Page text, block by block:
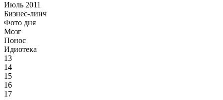
Июль 2011
Бизнес-линч
Фото дня
Мозг
Понос
Идиотека
13
14
15
16
17